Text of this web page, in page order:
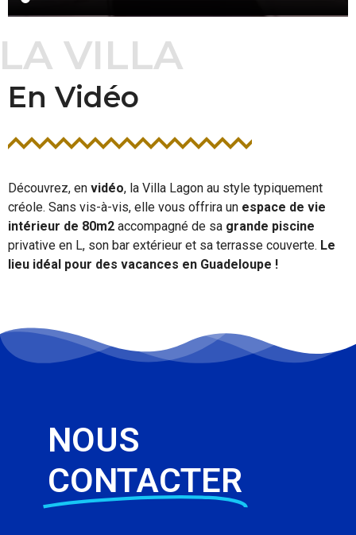
VILLA
En Vidéo
Découvrez, en vidéo, la Villa Lagon au style typiquement
créole. Sans vis-à-vis, elle vous offrira un espace de vie
intérieur de 80m2 accompagné de sa grande piscine
privative en L, son bar extérieur et sa terrasse couverte. Le
lieu idéal pour des vacances en Guadeloupe !
NOUS
CONTACTER